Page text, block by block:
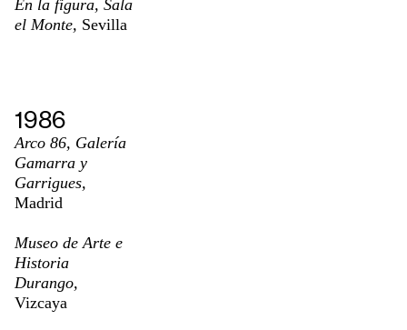
En la figura, Sala
el Monte, Sevilla
1986
Arco 86, Galería
Gamarra y
Garrigues,
Madrid
Museo de Arte e
Historia
Durango,
Vizcaya